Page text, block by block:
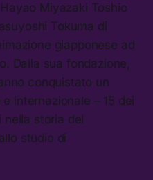
Miyazaki Toshio
Tokuma di
giapponese ad
Dalla sua fondazione,
conquistato un
internazionale – 15 dei
storia del
studio di